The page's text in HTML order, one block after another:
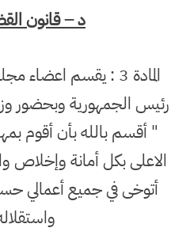
د – قانون
المادة 3 : يقسم اعضاء
رئيس الجمهورية وبحضور
" أقسم بالله بأن أقوم
الاعلى بكل أمانة وإخلاص
أتوخى في جميع أعمالي
واستقلاله